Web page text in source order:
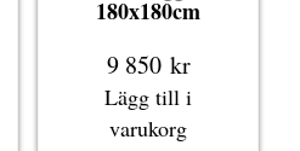
180x180cm
9 850 kr
Lägg till i
varukorg